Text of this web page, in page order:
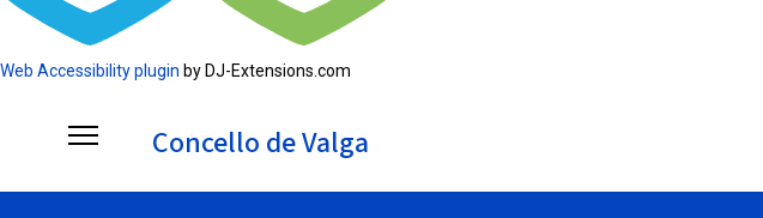
Web Accessibility plugin by DJ-Extensions.com
Concello de Valga